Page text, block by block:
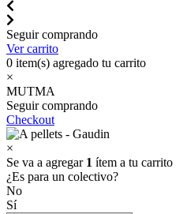
Seguir comprando
Ver carrito
0 item(s) agregado tu carrito
×
MUTMA
Seguir comprando
Checkout
×
Se va a agregar 1 ítem a tu carrito
¿Es para un colectivo?
No
Sí